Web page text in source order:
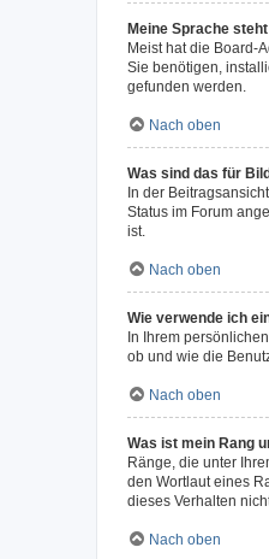
Meine Sprache
Meist hat die Board-
Sie benötigen,
gefunden werden.
Nach oben
Was sind das für
In der
Status im Forum
ist.
Nach oben
Wie verwende ich
In Ihrem
ob und wie die
Nach oben
Was ist mein Rang
Ränge, die unter
den Wortlaut eines
dieses Verhalten
Nach oben